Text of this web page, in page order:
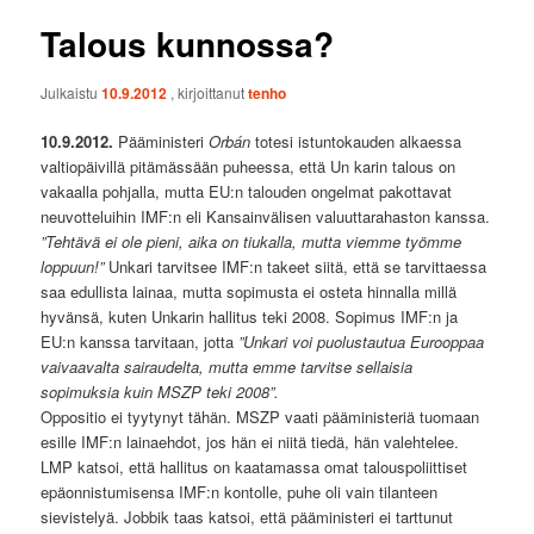
Talous kunnossa?
Julkaistu10.9.2012 , kirjoittanuttenho
10.9.2012. PääministeriOrbán totesi istuntokauden alkaessa
valtiopäivillä pitämässään puheessa, että Un karin talous on
vakaalla pohjalla, mutta EU:n talouden ongelmat pakottavat
neuvotteluihin IMF:n eli Kansainvälisen valuuttarahaston kanssa.
”Tehtävä ei ole pieni, aika on tiukalla, mutta viemme työmme
loppuun!”Unkari tarvitsee IMF:n takeet siitä, että se tarvittaessa
saa edullista lainaa, mutta sopimusta ei osteta hinnalla millä
hyvänsä, kuten Unkarin hallitus teki 2008. Sopimus IMF:n ja
EU:n kanssa tarvitaan, jotta ”Unkari voi puolustautua Eurooppaa
vaivaavalta sairaudelta, mutta emme tarvitse sellaisia
sopimuksia kuin MSZP teki 2008”.
Oppositio ei tyytynyt tähän. MSZP vaati pääministeriä tuomaan
esille IMF:n lainaehdot, jos hän ei niitä tiedä, hän valehtelee.
LMP katsoi, että hallitus on kaatamassa omat talouspoliittiset
epäonnistumisensa IMF:n kontolle, puhe oli vain tilanteen
sievistelyä. Jobbik taas katsoi, että pääministeri ei tarttunut